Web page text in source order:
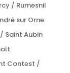
/ Rumesnil
sur Orne
Saint Aubin
Contest /